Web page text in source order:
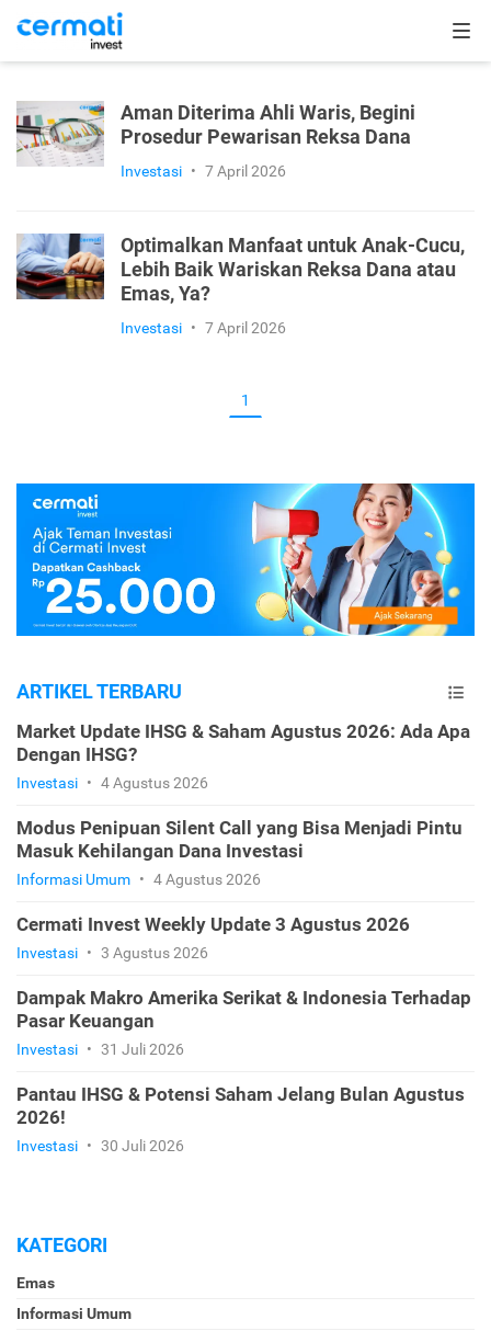
Aman Diterima Ahli Waris, Begini
Prosedur Pewarisan Reksa Dana
Investasi • 7 April 2026
Optimalkan Manfaat untuk Anak-Cucu,
Lebih Baik Wariskan Reksa Dana atau
Emas, Ya?
Investasi • 7 April 2026
1
ARTIKEL TERBARU
Market Update IHSG & Saham Agustus 2026: Ada Apa
Dengan IHSG?
Investasi • 4 Agustus 2026
Modus Penipuan Silent Call yang Bisa Menjadi Pintu
Masuk Kehilangan Dana Investasi
Informasi Umum • 4 Agustus 2026
Cermati Invest Weekly Update 3 Agustus 2026
Investasi • 3 Agustus 2026
Dampak Makro Amerika Serikat & Indonesia Terhadap
Pasar Keuangan
Investasi • 31 Juli 2026
Pantau IHSG & Potensi Saham Jelang Bulan Agustus
2026!
Investasi • 30 Juli 2026
KATEGORI
Emas
Informasi Umum